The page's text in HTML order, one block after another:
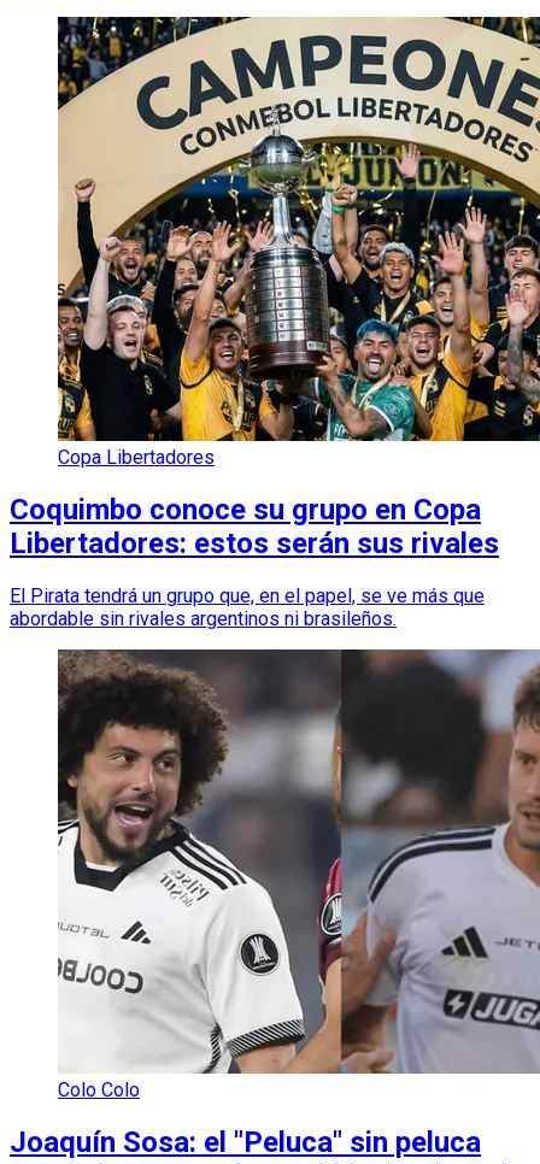
Copa Libertadores
Coquimbo conoce su grupo en Copa
Libertadores: estos serán sus rivales
El Pirata tendrá un grupo que, en el papel, se ve más que
abordable sin rivales argentinos ni brasileños.
Colo Colo
Joaquín Sosa: el "Peluca" sin peluca